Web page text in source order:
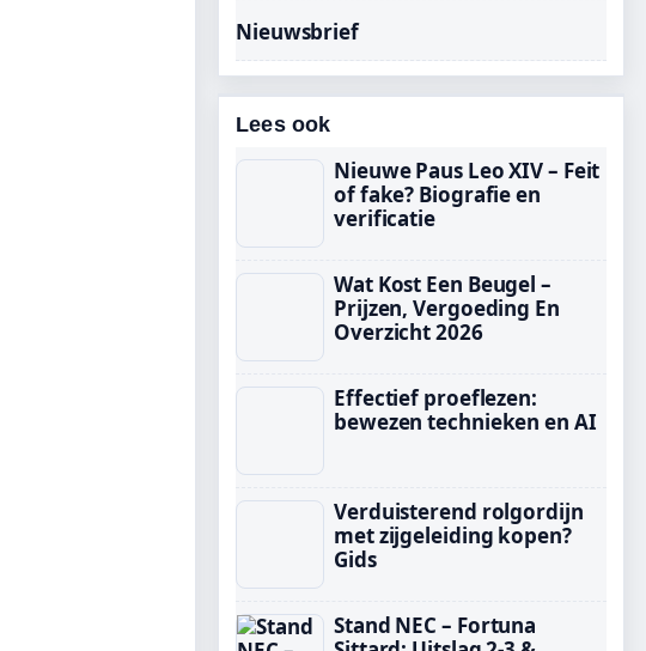
Nieuwsbrief
Lees ook
Nieuwe Paus Leo XIV – Feit
of fake? Biografie en
verificatie
Wat Kost Een Beugel –
Prijzen, Vergoeding En
Overzicht 2026
Effectief proeflezen:
bewezen technieken en AI
Verduisterend rolgordijn
met zijgeleiding kopen?
Gids
Stand NEC – Fortuna